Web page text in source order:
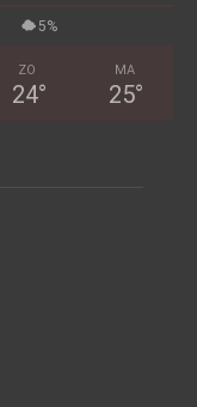
5%
ZO
24°
MA
25°